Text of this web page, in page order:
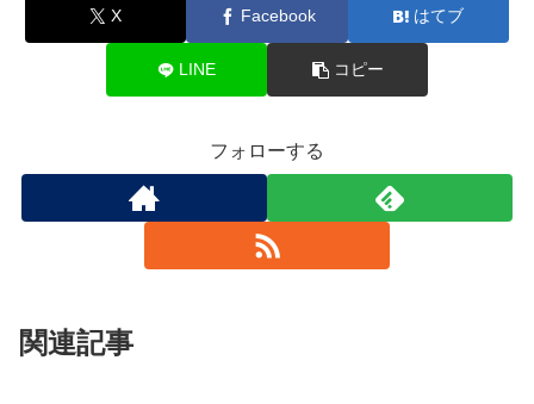
X Facebook はてブ
LINE コピー
フォローする
関連記事